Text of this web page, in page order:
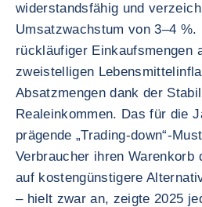
widerstandsfähig und
Umsatzwachstum von 3–4
rückläufiger Einkaufsmengen
zweistelligen
Absatzmengen dank der
Realeinkommen. Das für die
prägende „Trading-down“-
Verbraucher ihren Warenkorb
auf kostengünstigere
– hielt zwar an, zeigte 2025